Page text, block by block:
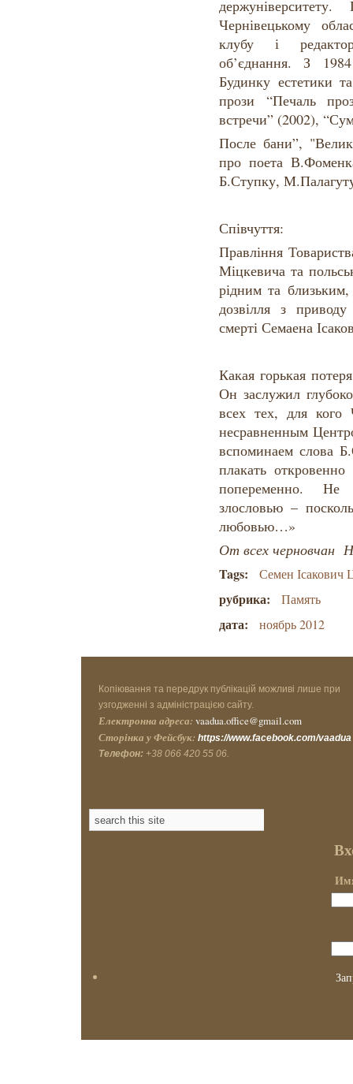
Чернівецькому
клубу і
об’єднання. З
Будинку естетики
прози “Печаль
встречи” (2002),
После бани”,
про поета
Б.Ступку,
Співчуття:
Правління
Міцкевича та
рідним та
дозвілля з
смерті Семаена
Какая горькая
Он заслужил
всех тех, для
несравненным
вспоминаем слова
плакать
попеременно. Не
злословью –
любовью…»
От всех черновчан
Tags: Семен
рубрика: Память
дата: ноябрь 2012
Копіювання та передрук публікацій можливі лише при
узгодженні з адміністрацією сайту.
Електронна адреса: vaadua.office@gmail.com
Сторінка у Фейсбук: https://www.facebook.com/vaadua
Телефон: +38 066 420 55 06.